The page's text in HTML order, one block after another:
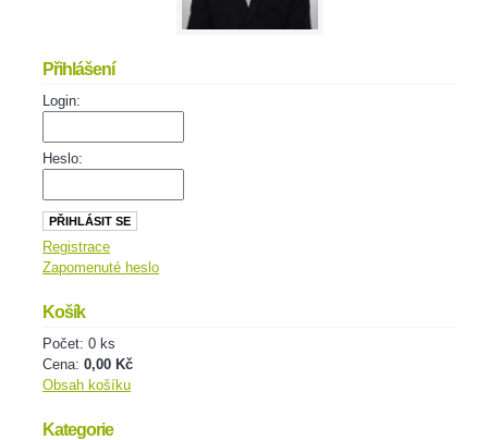
Přihlášení
Login:
Heslo:
Registrace
Zapomenuté heslo
Košík
Počet: 0 ks
Cena: 0,00 Kč
Obsah košíku
Kategorie